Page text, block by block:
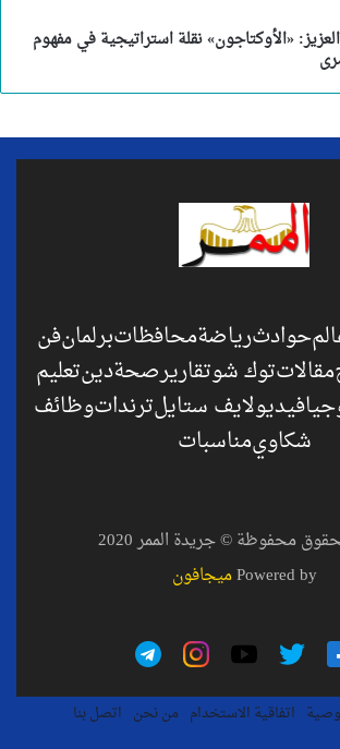
«الأوكتاجون» نقلة استراتيجية في مفهوم
حوادثرياضةمحافظاتبرلمانفن
مقالاتتوك شوتقاريرصحةدينتعليم
فيديولايف ستايلترنداتوظائف
شكاويمناسبات
محفوظة © جريدة الممر 2020
Powered byميجافون
اتفاقية الاستخدام من نحن اتصل بنا